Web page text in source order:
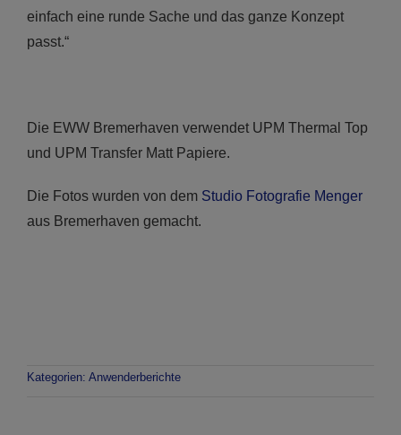
einfach eine runde Sache und das ganze Konzept
passt.“
Die EWW Bremerhaven verwendet UPM Thermal Top
und UPM Transfer Matt Papiere.
Die Fotos wurden von dem Studio Fotografie Menger
aus Bremerhaven gemacht.
Kategorien: Anwenderberichte